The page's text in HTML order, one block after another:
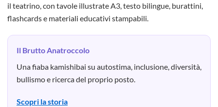
il teatrino, con tavole illustrate A3, testo bilingue, burattini,
flashcards e materiali educativi stampabili.
Il Brutto Anatroccolo
Una fiaba kamishibai su autostima, inclusione, diversità,
bullismo e ricerca del proprio posto.
Scopri la storia